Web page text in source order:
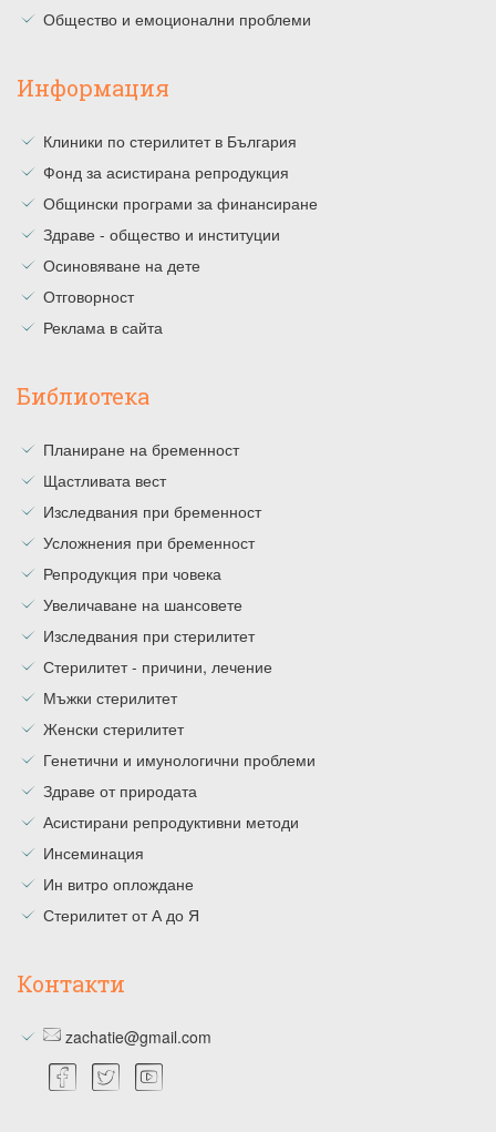
Общество и емоционални проблеми
Информация
Клиники по стерилитет в България
Фонд за асистирана репродукция
Общински програми за финансиране
Здраве - общество и институции
Осиновяване на дете
Отговорност
Реклама в сайта
Библиотека
Планиране на бременност
Щастливата вест
Изследвания при бременност
Усложнения при бременност
Репродукция при човека
Увеличаване на шансовете
Изследвания при стерилитет
Стерилитет - причини, лечение
Мъжки стерилитет
Женски стерилитет
Генетични и имунологични проблеми
Здраве от природата
Асистирани репродуктивни методи
Инсеминация
Ин витро оплождане
Стерилитет от А до Я
Контакти
zachatie@gmail.com